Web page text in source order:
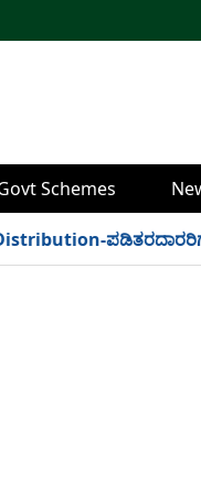
Schemes
ಪಡಿತರದಾರರಿಗೆ